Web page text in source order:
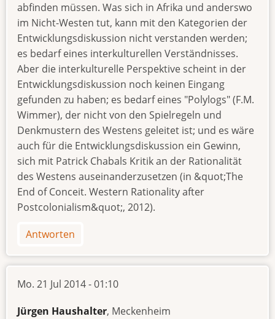
abfinden müssen. Was sich in Afrika und anderswo
im Nicht-Westen tut, kann mit den Kategorien der
Entwicklungsdiskussion nicht verstanden werden;
es bedarf eines interkulturellen Verständnisses.
Aber die interkulturelle Perspektive scheint in der
Entwicklungsdiskussion noch keinen Eingang
gefunden zu haben; es bedarf eines "Polylogs" (F.M.
Wimmer), der nicht von den Spielregeln und
Denkmustern des Westens geleitet ist; und es wäre
auch für die Entwicklungsdiskussion ein Gewinn,
sich mit Patrick Chabals Kritik an der Rationalität
des Westens auseinanderzusetzen (in &quot;The
End of Conceit. Western Rationality after
Postcolonialism&quot;, 2012).
Antworten
Mo. 21 Jul 2014 - 01:10
Jürgen Haushalter, Meckenheim